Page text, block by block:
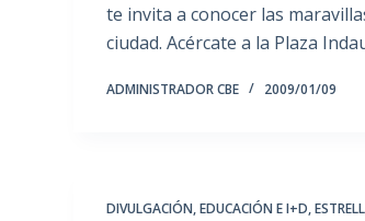
te invita a conocer las
ciudad. Acércate a la Plaza
ADMINISTRADOR CBE 2009/01/09
DIVULGACIÓN,EDUCACIÓN E I+D,